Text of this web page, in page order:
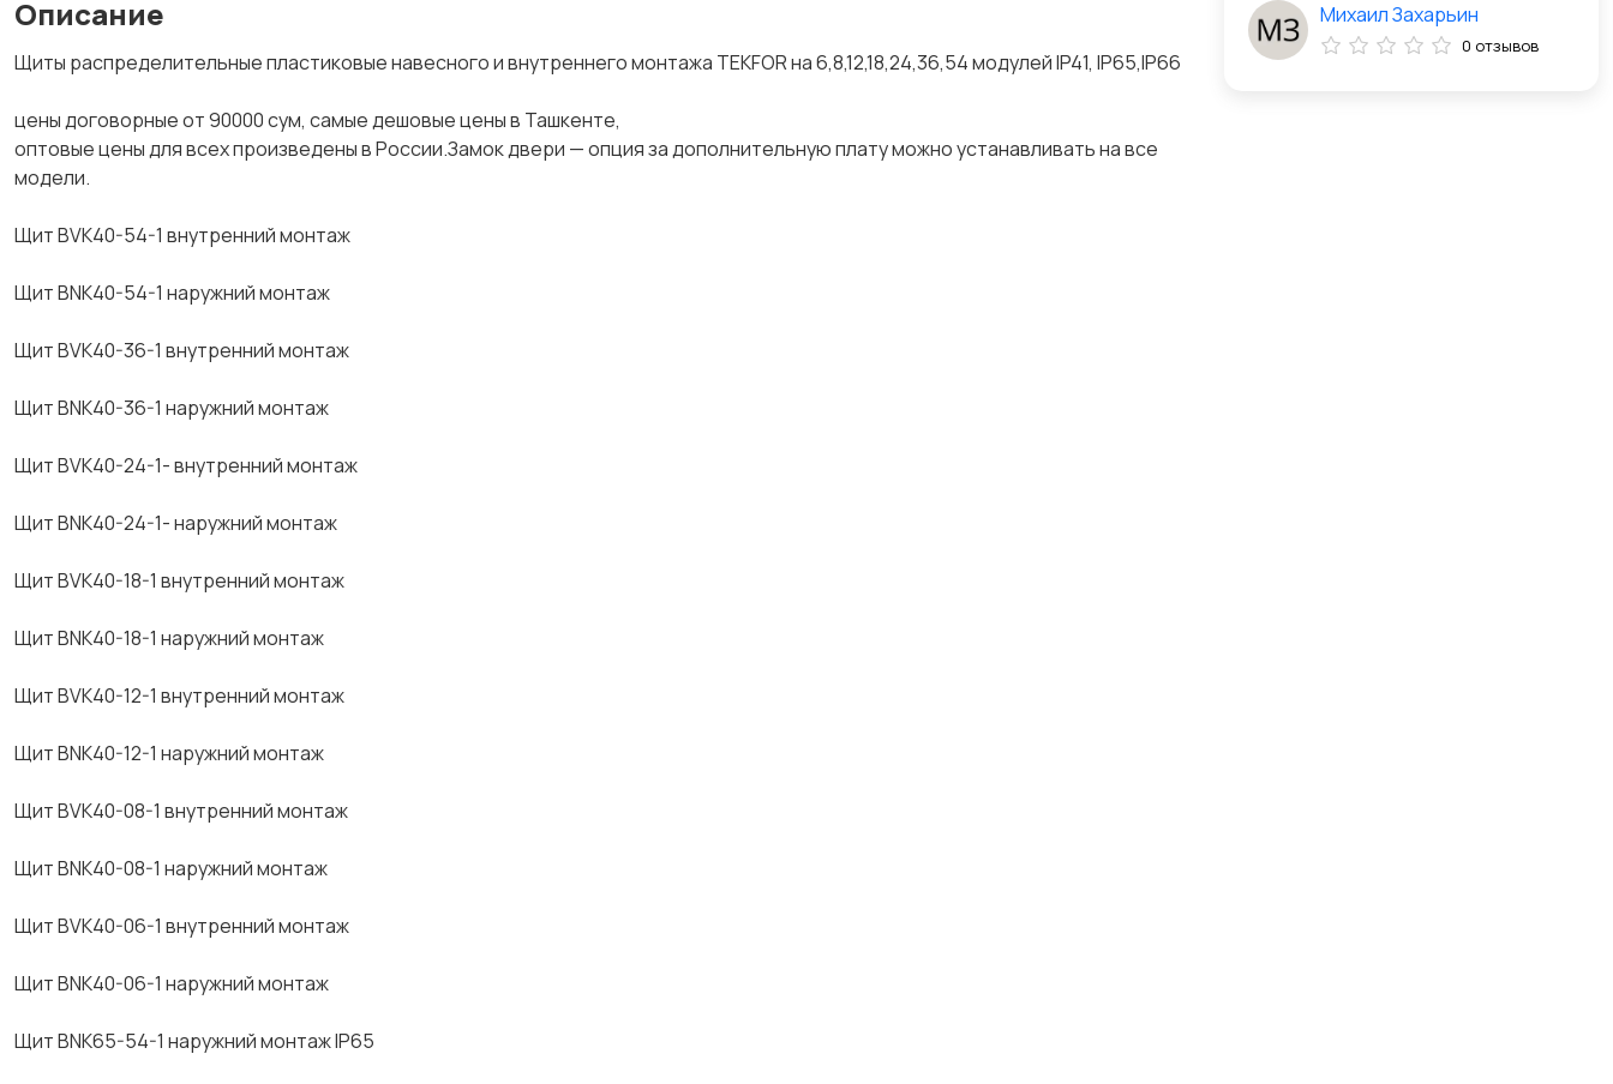
Описание
Щиты распределительные пластиковые навесного и внутреннего монтажа TEKFOR на 6,8,12,18,24,36,54 модулей IP41, IP65,IP66
цены договорные от 90000 сум, самые дешовые цены в Ташкенте,
оптовые цены для всех произведены в России.Замок двери — опция за дополнительную плату можно устанавливать на все
модели.
Щит BVK40-54-1 внутренний монтаж
Щит BNK40-54-1 наружний монтаж
Щит BVK40-36-1 внутренний монтаж
Щит BNK40-36-1 наружний монтаж
Щит BVK40-24-1- внутренний монтаж
Щит BNK40-24-1- наружний монтаж
Щит BVK40-18-1 внутренний монтаж
Щит BNK40-18-1 наружний монтаж
Щит BVK40-12-1 внутренний монтаж
Щит BNK40-12-1 наружний монтаж
Щит BVK40-08-1 внутренний монтаж
Щит BNK40-08-1 наружний монтаж
Щит BVK40-06-1 внутренний монтаж
Щит BNK40-06-1 наружний монтаж
Щит BNK65-54-1 наружний монтаж IP65
Михаил Захарьин
0 отзывов